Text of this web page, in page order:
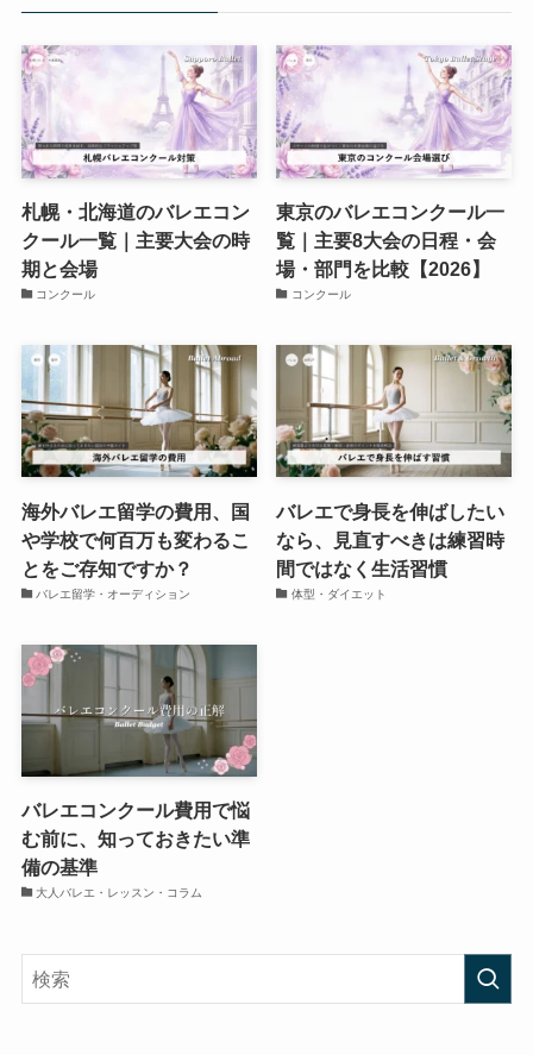
札幌・北海道のバレエコン
クール一覧｜主要大会の時
期と会場
コンクール
東京のバレエコンクール一
覧｜主要8大会の日程・会
場・部門を比較【2026】
コンクール
海外バレエ留学の費用、国
や学校で何百万も変わるこ
とをご存知ですか？
バレエ留学・オーディション
バレエで身長を伸ばしたい
なら、見直すべきは練習時
間ではなく生活習慣
体型・ダイエット
バレエコンクール費用で悩
む前に、知っておきたい準
備の基準
大人バレエ・レッスン・コラム